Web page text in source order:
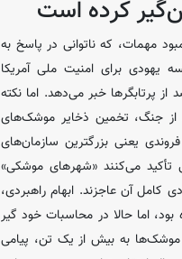
کرده است
مهمات، که ناتوانی در پاسخ به
برای امنیت ملی آمریکا
۹۰ درصدی پرتاب‌های موشکی ایران و انهدام ۷۵ درصد از پرتابگرها خبر می‌دهد. اما نکته
از جنگ، تخمین ذخایر موشک‌های
میان‌برد ایران بین ۲۵۰۰ تا ۶۰۰۰ فروند در نوسان بود. اختلاف ۳۵۰۰ فروندی یعنی بزرگترین سازمان‌های
تأکید می‌کنند «شهرهای موشکی»
کامل آن عاجزند. ابهام راهبردی،
اما حالا در محاسبات خود گیر
موشک‌ها به بیش از یک تن، پیامی